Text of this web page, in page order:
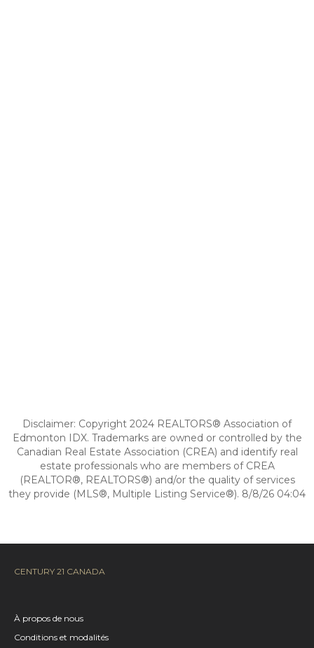
Disclaimer: Copyright 2024 REALTORS® Association of
Edmonton IDX. Trademarks are owned or controlled by the
Canadian Real Estate Association (CREA) and identify real
estate professionals who are members of CREA
(REALTOR®, REALTORS®) and/or the quality of services
they provide (MLS®, Multiple Listing Service®). 8/8/26 04:04
CENTURY 21 CANADA
À propos de nous
Conditions et modalités